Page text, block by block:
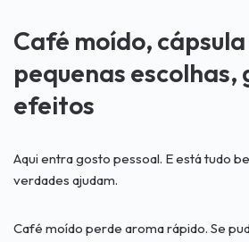
Café moído,
pequenas escolhas,
efeitos
Aqui entra gosto pessoal. E está tudo
verdades ajudam.
Café moído perde aroma rápido. Se